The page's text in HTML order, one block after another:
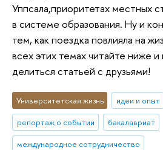
Уппсала,приоритетах местных
в системе образования. Ну и
тем, как поездка повлияла на
всех этих темах читайте ниже и
делиться статьей с друзьями!
Университетская жизнь идеи и опыт
репортаж о событии
бакалавриат
международное сотрудничество